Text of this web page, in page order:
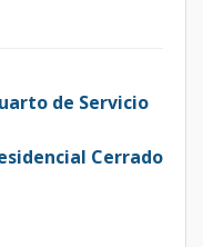
de Servicio
Cerrado